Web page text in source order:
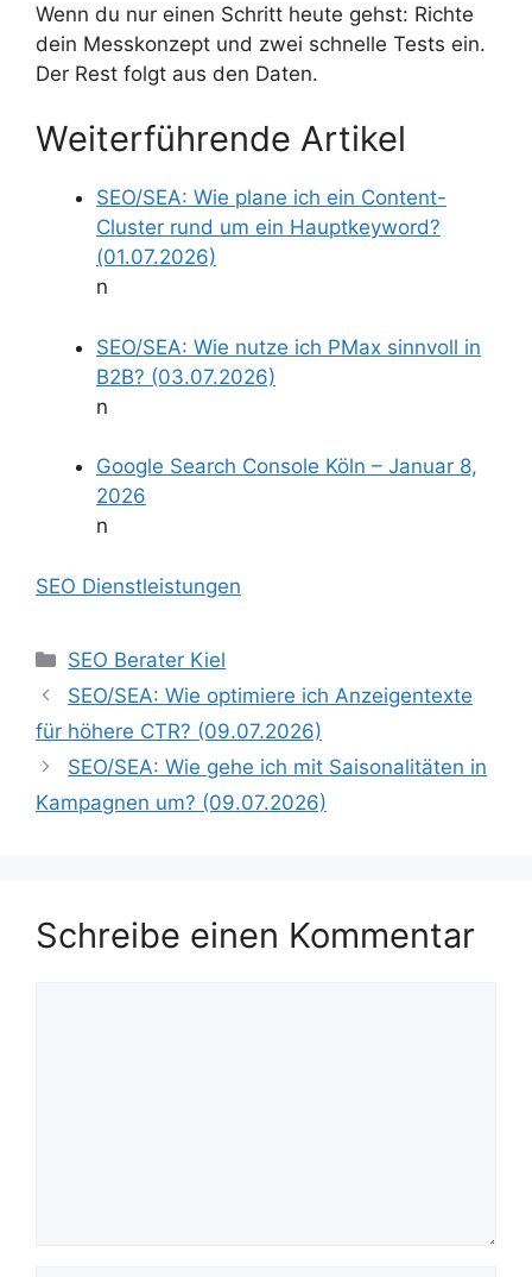
Wenn du nur einen Schritt heute gehst: Richte
dein Messkonzept und zwei schnelle Tests ein.
Der Rest folgt aus den Daten.
Weiterführende Artikel
SEO/SEA: Wie plane ich ein Content-
Cluster rund um ein Hauptkeyword?
(01.07.2026)
n
SEO/SEA: Wie nutze ich PMax sinnvoll in
B2B? (03.07.2026)
n
Google Search Console Köln – Januar 8,
2026
n
SEO Dienstleistungen
Kategorien
SEO Berater Kiel
SEO/SEA: Wie optimiere ich Anzeigentexte
für höhere CTR? (09.07.2026)
SEO/SEA: Wie gehe ich mit Saisonalitäten in
Kampagnen um? (09.07.2026)
Schreibe einen Kommentar